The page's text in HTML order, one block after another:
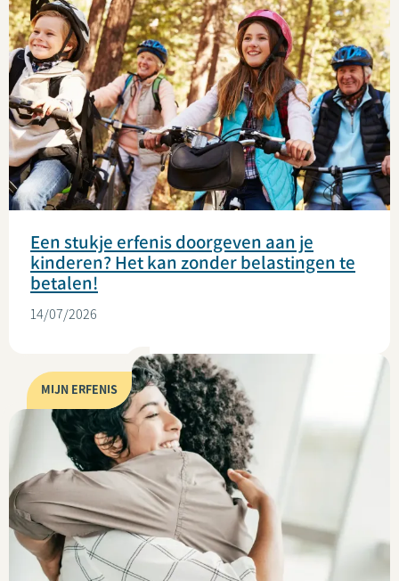
Een stukje erfenis doorgeven aan je
kinderen? Het kan zonder belastingen te
betalen!
14/07/2026
MIJN ERFENIS